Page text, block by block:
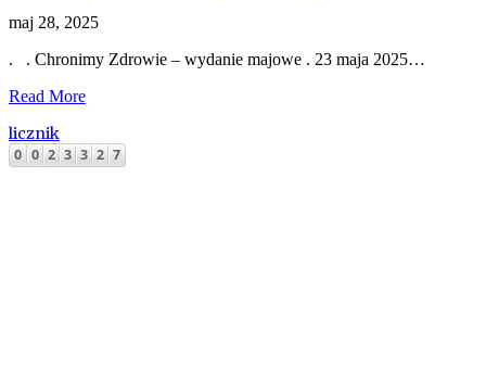
maj 28, 2025
. . Chronimy Zdrowie – wydanie majowe . 23 maja 2025…
Read More
licznik